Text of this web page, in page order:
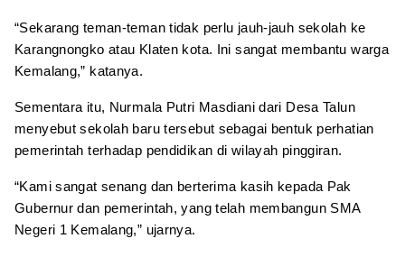
“Sekarang teman-teman tidak perlu jauh-jauh sekolah ke
Karangnongko atau Klaten kota. Ini sangat membantu warga
Kemalang,” katanya.
Sementara itu, Nurmala Putri Masdiani dari Desa Talun
menyebut sekolah baru tersebut sebagai bentuk perhatian
pemerintah terhadap pendidikan di wilayah pinggiran.
“Kami sangat senang dan berterima kasih kepada Pak
Gubernur dan pemerintah, yang telah membangun SMA
Negeri 1 Kemalang,” ujarnya.